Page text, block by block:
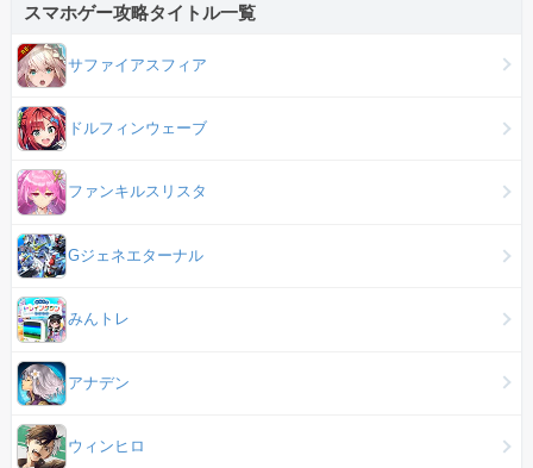
スマホゲー攻略タイトル一覧
サファイアスフィア
ドルフィンウェーブ
ファンキルスリスタ
Gジェネエターナル
みんトレ
アナデン
ウィンヒロ